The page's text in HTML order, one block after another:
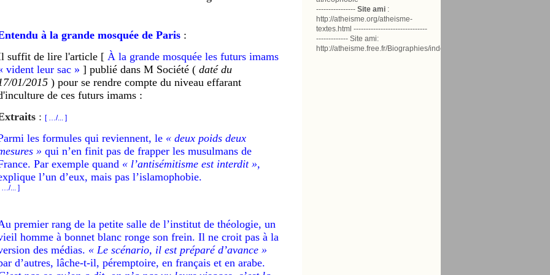
---------------- Site ami :
http://atheisme.org/atheisme-
textes.html ------------------------------
------------- Site ami:
http://atheisme.free.fr/Biographies/index.html
à la grande mosquée de Paris :
suffit de lire l'article [ À la grande mosquée les futurs imams
vident leur sac » ] publié dans M Société ( daté du
01/2015 ) pour se rendre compte du niveau effarant
de ces futurs imams :
: [ …/... ]
les formules qui reviennent, le « deux poids deux
» qui n’en finit pas de frapper les musulmans de
Par exemple quand « l’antisémitisme est interdit »,
l’un d’eux, mais pas l’islamophobie.
…/... ]
premier rang de la petite salle de l’institut de théologie, un
homme à bonnet blanc ronge son frein. Il ne croit pas à la
des médias. « Le scénario, il est préparé d’avance »
d’autres, lâche-t-il, péremptoire, en français et en arabe.